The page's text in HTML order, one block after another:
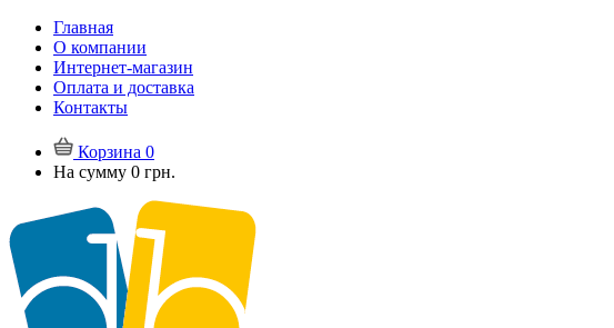
Главная
О компании
Интернет-магазин
Оплата и доставка
Контакты
Корзина 0
На сумму 0 грн.